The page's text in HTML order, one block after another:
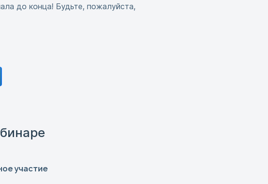
до конца! Будьте, пожалуйста,
участие